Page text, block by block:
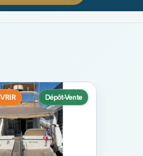
Dépôt-Vente